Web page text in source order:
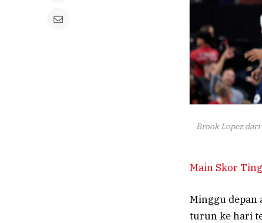
Brook Lopez
Main Skor
Minggu depan
turun ke hari